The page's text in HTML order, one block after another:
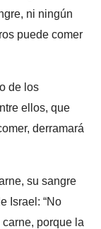
ni ningún
puede comer
de los
ellos, que
derramará
su sangre
Israel: “No
porque la